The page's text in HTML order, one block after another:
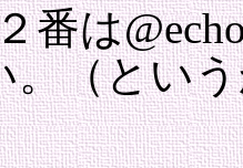
番は
。（とい